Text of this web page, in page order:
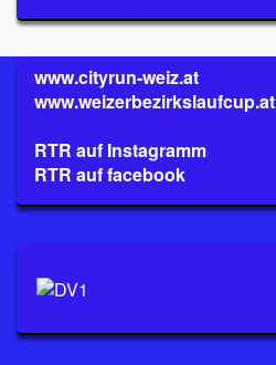
www.cityrun-weiz.at
www.weizerbezirkslaufcup.at
RTR auf Instagramm
RTR auf facebook